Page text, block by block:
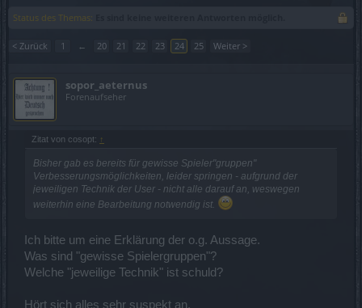
Status des Themas:
< Zurück 1 ← 20 21 22 23 24 25 Weiter >
sopor_aeternus
Forenaufseher
Zitat von cosopt: ↑
Bisher gab es bereits für gewisse Spieler"gruppen"
Verbesserungsmöglichkeiten, leider springen - aufgrund der
jeweiligen Technik der User - nicht alle darauf an, weswegen
weiterhin eine Bearbeitung notwendig ist.
Ich bitte um eine Erklärung der o.g. Aussage.
Was sind "gewisse Spielergruppen"?
Welche "jeweilige Technik" ist schuld?
Hört sich alles sehr suspekt an.